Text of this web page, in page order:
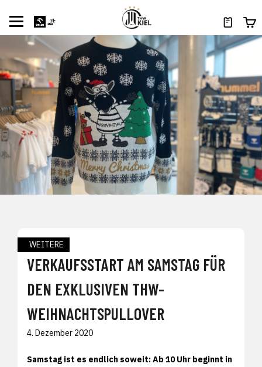
WEITERE
VERKAUFSSTART AM SAMSTAG FÜR
DEN EXKLUSIVEN THW-
WEIHNACHTSPULLOVER
4. Dezember 2020
Samstag ist es endlich soweit: Ab 10 Uhr beginnt in